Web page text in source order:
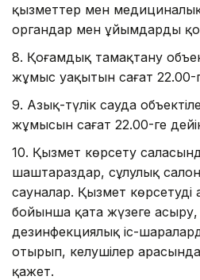
қызметтер мен
органдар мен ұйымдарды
8. Қоғамдық тамақтану
жұмыс уақытын сағат 22.00-
9. Азық-түлік сауда
жұмысын сағат 22.00-ге
10. Қызмет көрсету
шаштараздар, сұлулық
сауналар. Қызмет
бойынша қатаң жүзеге асыру,
дезинфекциялық іс-
отырып, келушілер
қажет.